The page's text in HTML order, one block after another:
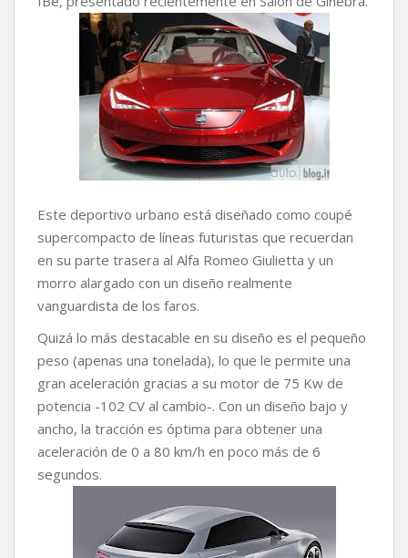
Este deportivo urbano está diseñado como coupé
supercompacto de líneas futuristas que recuerdan
en su parte trasera al Alfa Romeo Giulietta y un
morro alargado con un diseño realmente
vanguardista de los faros.
Quizá lo más destacable en su diseño es el pequeño
peso (apenas una tonelada), lo que le permite una
gran aceleración gracias a su motor de 75 Kw de
potencia -102 CV al cambio-. Con un diseño bajo y
ancho, la tracción es óptima para obtener una
aceleración de 0 a 80 km/h en poco más de 6
segundos.